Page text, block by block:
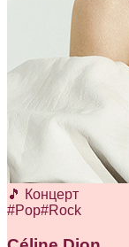
🎵 Концерт
#Pop#Rock